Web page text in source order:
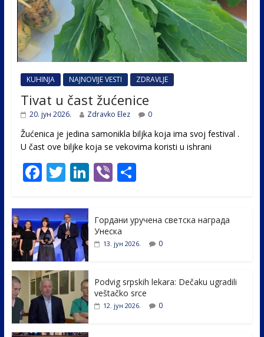
KUHINJA NAJNOVIJE VESTI ZDRAVLJE
Tivat u čast žućenice
20. јун 2026. Zdravko Elez 0
Žućenica je jedina samonikla biljka koja ima svoj festival .
U čast ovе biljke koja se vekovima koristi u ishrani
F
e
b
o
o
k
T
itt
er
Li
e
dI
Vi S
e
Гордани уручена светска награда
Унеска
13. јун 2026. 0
Podvig srpskih lekara: Dečaku ugradili
veštačko srce
12. јун 2026. 0